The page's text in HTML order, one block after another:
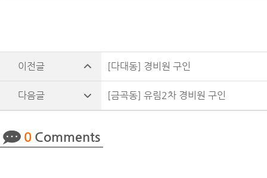
[다대동] 경비원 구인
[금곡동] 유림2차 경비원 구인
0 Comments